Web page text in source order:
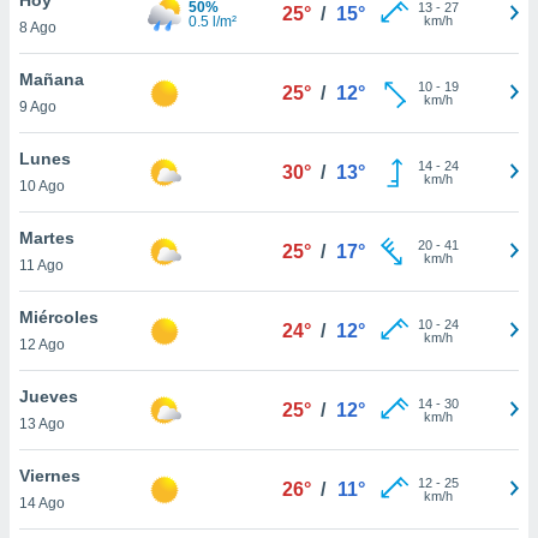
en
más
nuestra
de
cookies
aceptar
8 Ago
50%
0.5 l/m²
25° / 15° 13- 27
km/h
Mañana
9 Ago
25° / 12° 10- 19
km/h
Lunes
10 Ago
30° / 13° 14- 24
km/h
Martes
11 Ago
25° / 17° 20- 41
km/h
Miércoles
12 Ago
24° / 12° 10- 24
km/h
Jueves
13 Ago
25° / 12° 14- 30
km/h
Viernes
14 Ago
26° / 11° 12- 25
km/h